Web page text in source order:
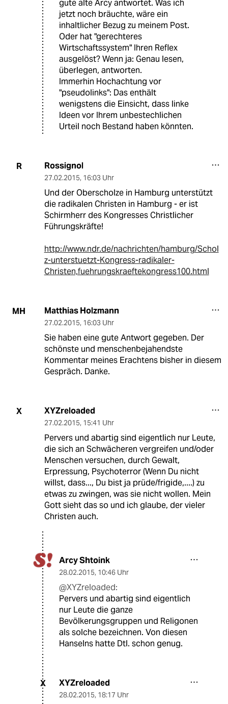
gute alte Arcy antwortet. Was ich
jetzt noch bräuchte, wäre ein
inhaltlicher Bezug zu meinem Post.
Oder hat "gerechteres
Wirtschaftssystem" Ihren Reflex
ausgelöst? Wenn ja: Genau lesen,
überlegen, antworten.
Immerhin Hochachtung vor
"pseudolinks": Das enthält
wenigstens die Einsicht, dass linke
Ideen vor Ihrem unbestechlichen
Urteil noch Bestand haben könnten.
R Rossignol
27.02.2015, 16:03 Uhr
Und der Oberscholze in Hamburg unterstützt
die radikalen Christen in Hamburg - er ist
Schirmherr des Kongresses Christlicher
Führungskräfte!
http://www.ndr.de/nachrichten/hamburg/Schol
z-unterstuetzt-Kongress-radikaler-
Christen,fuehrungskraeftekongress100.html
MH Matthias Holzmann
27.02.2015, 16:03 Uhr
Sie haben eine gute Antwort gegeben. Der
schönste und menschenbejahendste
Kommentar meines Erachtens bisher in diesem
Gespräch. Danke.
X XYZreloaded
27.02.2015, 15:41 Uhr
Pervers und abartig sind eigentlich nur Leute,
die sich an Schwächeren vergreifen und/oder
Menschen versuchen, durch Gewalt,
Erpressung, Psychoterror (Wenn Du nicht
willst, dass..., Du bist ja prüde/frigide,....) zu
etwas zu zwingen, was sie nicht wollen. Mein
Gott sieht das so und ich glaube, der vieler
Christen auch.
Arcy Shtoink
28.02.2015, 10:46 Uhr
@XYZreloaded:
Pervers und abartig sind eigentlich
nur Leute die ganze
Bevölkerungsgruppen und Religonen
als solche bezeichnen. Von diesen
Hanselns hatte Dtl. schon genug.
X XYZreloaded
28.02.2015, 18:17 Uhr